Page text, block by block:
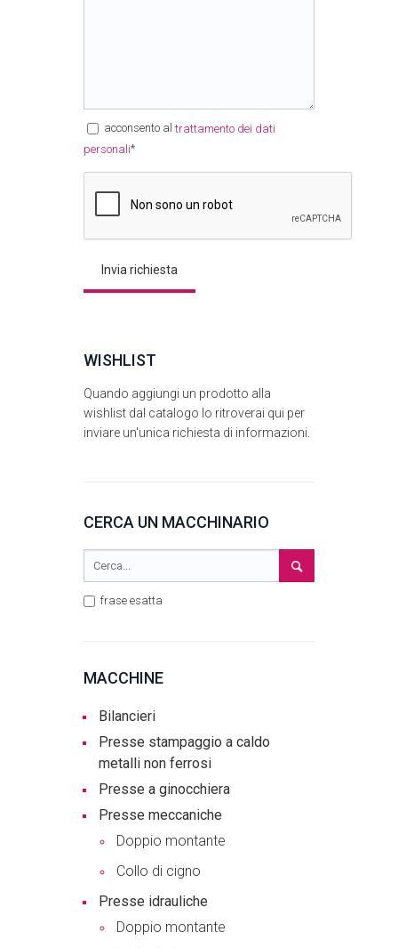
acconsento altrattamento dei dati
personali*
WISHLIST
Quando aggiungi un prodotto alla
wishlist dal catalogo lo ritroverai qui per
inviare un'unica richiesta di informazioni.
CERCA UN MACCHINARIO
frase esatta
MACCHINE
Bilancieri
Presse stampaggio a caldo
metalli non ferrosi
Presse a ginocchiera
Presse meccaniche
Doppio montante
Collo di cigno
Presse idrauliche
Doppio montante